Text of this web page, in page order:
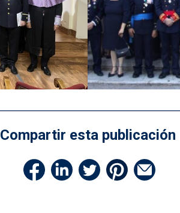
Compartir esta publicación